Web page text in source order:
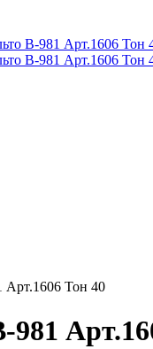
Aрт.1606 Тон 40